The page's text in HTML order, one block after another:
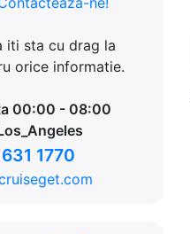
iti sta cu drag la
orice informatie.
00:00 - 08:00
1770